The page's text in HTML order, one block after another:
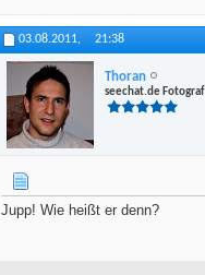
03.08.2011, 21:38
Thoran
seechat.de Fotograf
Jupp! Wie heißt er denn?